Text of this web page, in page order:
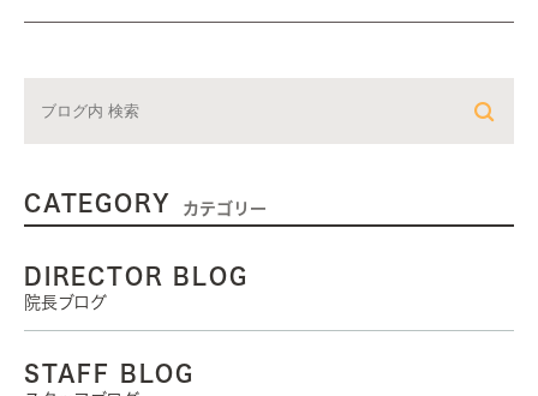
CATEGORY カテゴリー
DIRECTOR BLOG
院長ブログ
STAFF BLOG